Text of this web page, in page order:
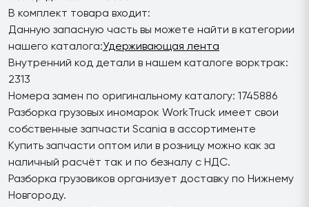
В комплект товара входит:
Данную запасную часть вы можете найти в категории
нашего каталога:Удерживающая лента
Внутренний код детали в нашем каталоге ворктрак:
2313
Номера замен по оригинальному каталогу: 1745886
Разборка грузовых иномарок WorkTruck имеет свои
собственные запчасти Scania в ассортименте
Купить запчасти оптом или в розницу можно как за
наличный расчёт так и по безналу с НДС.
Разборка грузовиков организует доставку по Нижнему
Новгороду.